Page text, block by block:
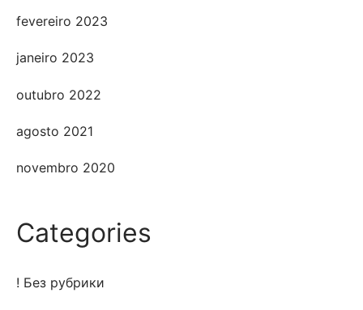
fevereiro 2023
janeiro 2023
outubro 2022
agosto 2021
novembro 2020
Categories
! Без рубрики